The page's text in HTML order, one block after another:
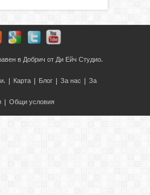
в Добрич от Ди Ейч Студио.
| Карта | Блог | За нас | За
| Общи условия